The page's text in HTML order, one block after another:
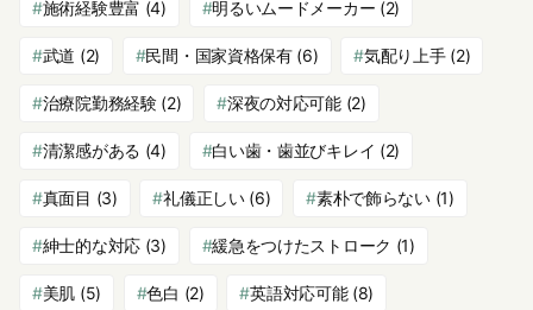
施術経験豊富 (4) 明るいムードメーカー (2)
武道 (2) 民間・国家資格保有(6) 気配り上手(2)
治療院勤務経験(2) 深夜の対応可能(2)
清潔感がある (4) 白い歯・歯並びキレイ (2)
真面目 (3) 礼儀正しい(6) 素朴で飾らない(1)
紳士的な対応(3) 緩急をつけたストローク (1)
美肌 (5) 色白 (2) 英語対応可能(8)